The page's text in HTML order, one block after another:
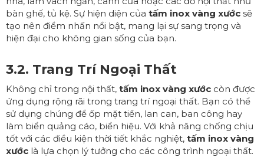
bàn ghế, tủ kệ. Sự hiện diện của tấm inox vàng xước sẽ
tạo nên điểm nhấn nổi bật, mang lại sự sang trọng và
hiện đại cho không gian sống của bạn.
3.2. Trang Trí Ngoại Thất
Không chỉ trong nội thất, tấm inox vàng xước còn được
ứng dụng rộng rãi trong trang trí ngoại thất. Bạn có thể
sử dụng chúng để ốp mặt tiền, lan can, ban công hay
làm biển quảng cáo, biển hiệu. Với khả năng chống chịu
tốt với các điều kiện thời tiết khắc nghiệt, tấm inox vàng
xước là lựa chọn lý tưởng cho các công trình ngoại thất.